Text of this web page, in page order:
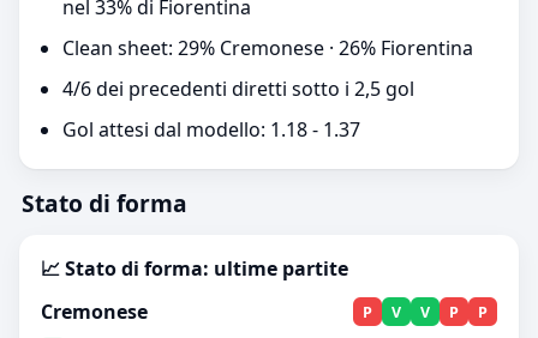
nel 33% di Fiorentina
Clean sheet: 29% Cremonese · 26% Fiorentina
4/6 dei precedenti diretti sotto i 2,5 gol
Gol attesi dal modello: 1.18 - 1.37
Stato di forma
📈 Stato di forma: ultime partite
Cremonese
P V V P P